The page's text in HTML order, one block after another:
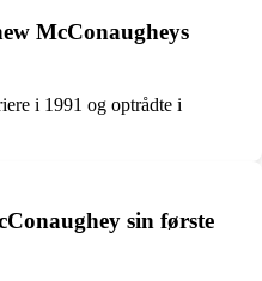
McConaugheys
i 1991 og optrådte i
sin første